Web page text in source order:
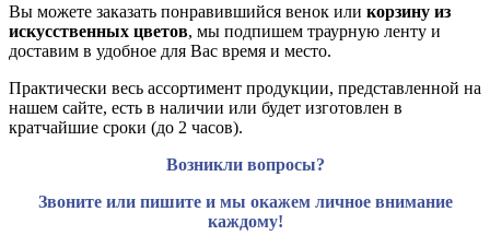
Вы можете заказать понравившийся венок или корзину из
искусственных цветов, мы подпишем траурную ленту и
доставим в удобное для Вас время и место.
Практически весь ассортимент продукции, представленной на
нашем сайте, есть в наличии или будет изготовлен в
кратчайшие сроки (до 2 часов).
Возникли вопросы?
Звоните или пишите и мы окажем личное внимание
каждому!